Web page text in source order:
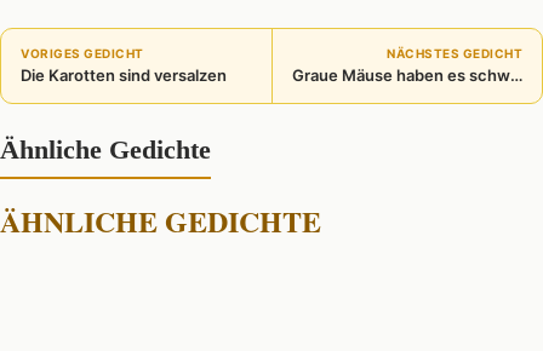
VORIGES GEDICHT
Die Karotten sind versalzen
NÄCHSTES GEDICHT
Graue Mäuse haben es schwer
Ähnliche Gedichte
ÄHNLICHE GEDICHTE